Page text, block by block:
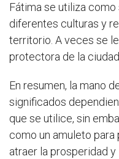
Fátima se utiliza
diferentes culturas y
territorio. A veces se
protectora de la
En resumen, la mano
significados
que se utilice, sin
como un amuleto
atraer la prosperidad y